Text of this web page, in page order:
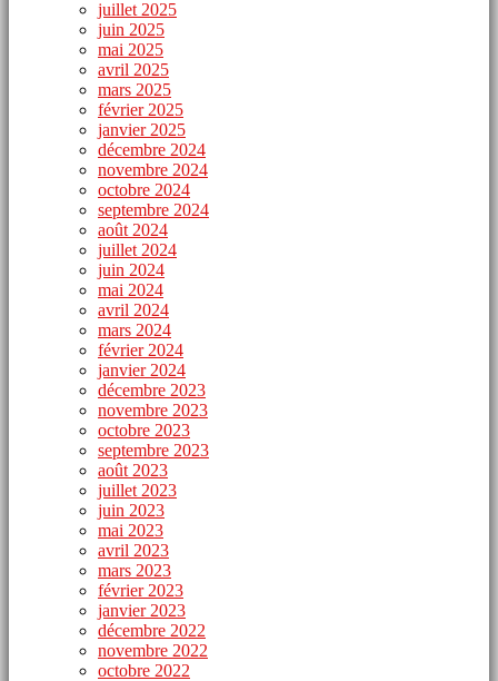
juillet 2025
juin 2025
mai 2025
avril 2025
mars 2025
février 2025
janvier 2025
décembre 2024
novembre 2024
octobre 2024
septembre 2024
août 2024
juillet 2024
juin 2024
mai 2024
avril 2024
mars 2024
février 2024
janvier 2024
décembre 2023
novembre 2023
octobre 2023
septembre 2023
août 2023
juillet 2023
juin 2023
mai 2023
avril 2023
mars 2023
février 2023
janvier 2023
décembre 2022
novembre 2022
octobre 2022